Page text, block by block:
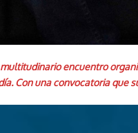
encuentro
Con una convocatoria